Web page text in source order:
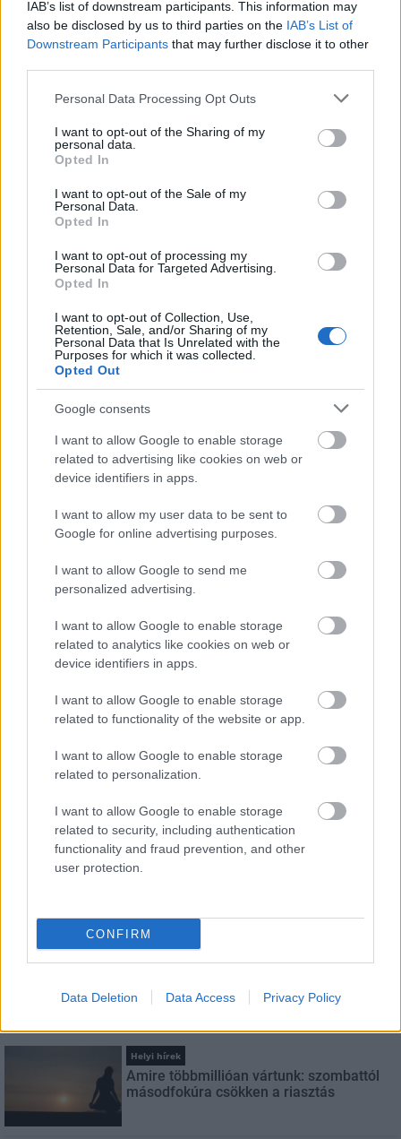
IAB’s list of downstream participants. This information may
also be disclosed by us to third parties on the IAB’s List of
Downstream Participants that may further disclose it to other
Please note that this website/app uses one or more Google
not limited to your visit or usage behaviour. You may click to
grant or deny consent to Google and its third-party tags to
use your data for below specified purposes in below Google
consent section.
Personal Data Processing Opt Outs
I want to opt-out of the Sharing of my
personal data.
Opted In
I want to opt-out of the Sale of my
Personal Data.
Opted In
I want to opt-out of processing my
Personal Data for Targeted Advertising.
Opted In
I want to opt-out of Collection, Use,
Retention, Sale, and/or Sharing of my
Personal Data that Is Unrelated with the
Purposes for which it was collected.
Opted Out
Google consents
I want to allow Google to enable storage
related to advertising like cookies on web or
device identifiers in apps.
I want to allow my user data to be sent to
Google for online advertising purposes.
I want to allow Google to send me
personalized advertising.
I want to allow Google to enable storage
related to analytics like cookies on web or
device identifiers in apps.
I want to allow Google to enable storage
related to functionality of the website or app.
I want to allow Google to enable storage
related to personalization.
I want to allow Google to enable storage
related to security, including authentication
functionality and fraud prevention, and other
user protection.
CONFIRM
Data Deletion Data Access Privacy Policy
HE-DO BKK KM Építő Kft. Főmterv Mérnöki Tervező Zrt.
felüljárón
A tartós nyári hőség jelentős kihívás elé állítja a KM Építőt,
árnyékában?
Elkészült a Liszt Ferenc repülőtér
Látlelet a hazai víziközművekről?
Épített öröksége megújításával is készül
Mohács a csata ötszázadik
E-mail cím
Feliratkozom a hírlevélre és elfogadom az
FELIRATKOZÁS
A hőségben is védik a növényzetet
Helyi hírek
Amire többmillióan vártunk: szombattól
másodfokúra csökken a riasztás